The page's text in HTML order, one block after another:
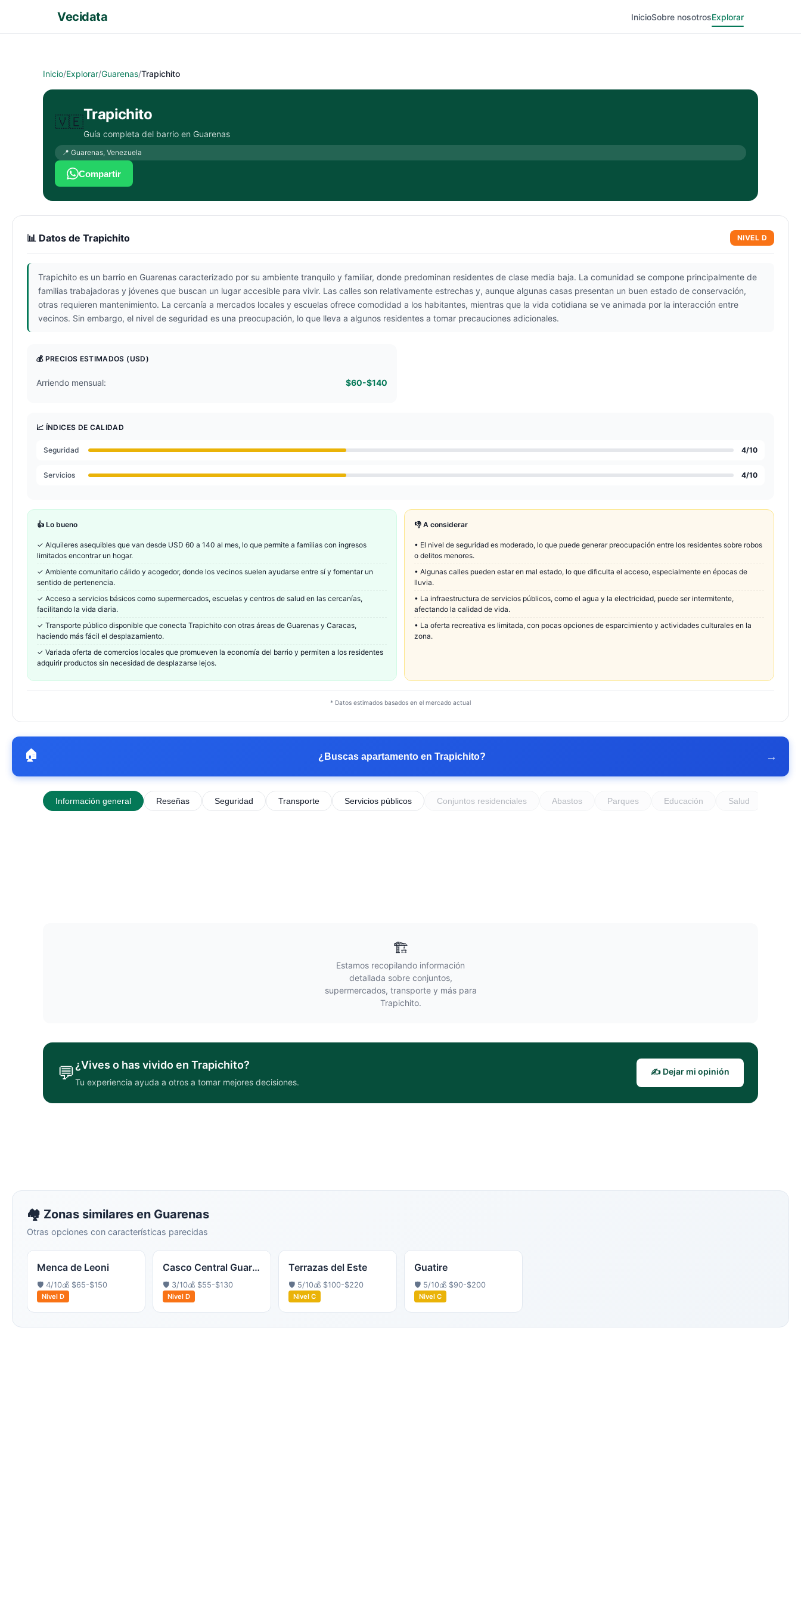
Vecidata InicioSobre nosotrosExplorar
Inicio/Explorar/Guarenas/Trapichito
🇻🇪Trapichito
Guía completa del barrio en Guarenas
📍 Guarenas, Venezuela
Compartir
📊 Datos de Trapichito NIVEL D
Trapichito es un barrio en Guarenas caracterizado por su ambiente tranquilo y familiar, donde predominan residentes de clase media baja. La comunidad se compone principalmente de
familias trabajadoras y jóvenes que buscan un lugar accesible para vivir. Las calles son relativamente estrechas y, aunque algunas casas presentan un buen estado de conservación,
otras requieren mantenimiento. La cercanía a mercados locales y escuelas ofrece comodidad a los habitantes, mientras que la vida cotidiana se ve animada por la interacción entre
vecinos. Sin embargo, el nivel de seguridad es una preocupación, lo que lleva a algunos residentes a tomar precauciones adicionales.
💰 PRECIOS ESTIMADOS (USD)
Arriendo mensual: $60-$140
📈 ÍNDICES DE CALIDAD
Seguridad 4/10
Servicios 4/10
👍 Lo bueno
✓ Alquileres asequibles que van desde USD 60 a 140 al mes, lo que permite a familias con ingresos
limitados encontrar un hogar.
✓ Ambiente comunitario cálido y acogedor, donde los vecinos suelen ayudarse entre sí y fomentar un
sentido de pertenencia.
✓ Acceso a servicios básicos como supermercados, escuelas y centros de salud en las cercanías,
facilitando la vida diaria.
✓ Transporte público disponible que conecta Trapichito con otras áreas de Guarenas y Caracas,
haciendo más fácil el desplazamiento.
✓ Variada oferta de comercios locales que promueven la economía del barrio y permiten a los residentes
adquirir productos sin necesidad de desplazarse lejos.
👎 A considerar
• El nivel de seguridad es moderado, lo que puede generar preocupación entre los residentes sobre robos
o delitos menores.
• Algunas calles pueden estar en mal estado, lo que dificulta el acceso, especialmente en épocas de
lluvia.
• La infraestructura de servicios públicos, como el agua y la electricidad, puede ser intermitente,
afectando la calidad de vida.
• La oferta recreativa es limitada, con pocas opciones de esparcimiento y actividades culturales en la
zona.
* Datos estimados basados en el mercado actual
🏠 ¿Buscas apartamento en Trapichito? →
Información general Reseñas Seguridad Transporte Servicios públicos Conjuntos residenciales Abastos Parques Educación Salud
🏗️
Estamos recopilando información
detallada sobre conjuntos,
supermercados, transporte y más para
Trapichito.
💬¿Vives o has vivido en Trapichito?
Tu experiencia ayuda a otros a tomar mejores decisiones.
✍️ Dejar mi opinión
🏘️ Zonas similares en Guarenas
Otras opciones con características parecidas
Menca de Leoni
🛡️ 4/10💰 $65-$150
Nivel D
Casco Central Guarenas
🛡️ 3/10💰 $55-$130
Nivel D
Terrazas del Este
🛡️ 5/10💰 $100-$220
Nivel C
Guatire
🛡️ 5/10💰 $90-$200
Nivel C